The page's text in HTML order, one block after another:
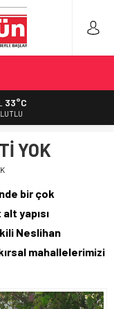
HATALAR
33°C
YOK
bir çok
yapısı
Neslihan
mahallelerimizi